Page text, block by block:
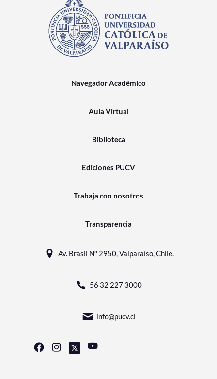
Navegador Académico
Aula Virtual
Biblioteca
Ediciones PUCV
Trabaja con nosotros
Transparencia
Av. Brasil N° 2950, Valparaíso, Chile.
56 32 227 3000
info@pucv.cl